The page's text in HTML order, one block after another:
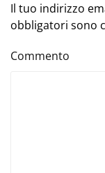
Il tuo indirizzo
obbligatori sono
Commento